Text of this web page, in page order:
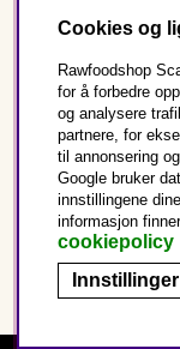
Dette er
Norge
Cookies og
Rawfoodshop
for å forbedre
og analysere
partnere, for
til annonsering
Google bruker
innstillingene
informasjon
cookiepolicy
Innstillinger